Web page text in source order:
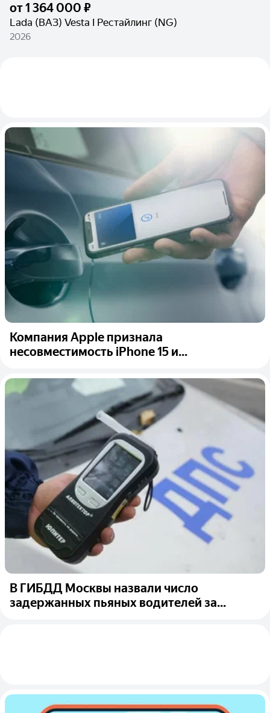
от1 364 000 ₽
Lada (ВАЗ) Vesta I Рестайлинг (NG)
2026
Компания Apple признала
несовместимость iPhone 15 и...
В ГИБДД Москвы назвали число
задержанных пьяных водителей за...